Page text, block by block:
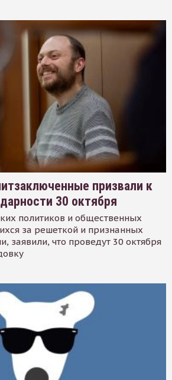
призвали к
30 октября
политиков и общественных
за решеткой и признанных
заявили, что проведут 30 октября